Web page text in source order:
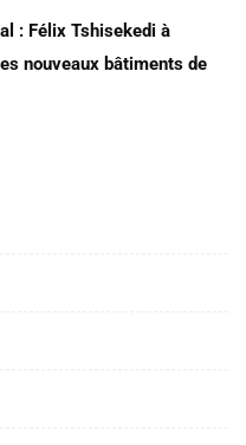
: Félix Tshisekedi à
nouveaux bâtiments de